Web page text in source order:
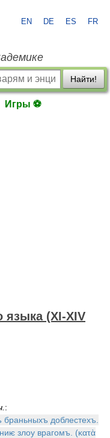
EN DE ES FR
Найти!
Игры ⚽
языка (XI-XIV
:
доблестехъ.
злоу врагомъ. (κατὰ